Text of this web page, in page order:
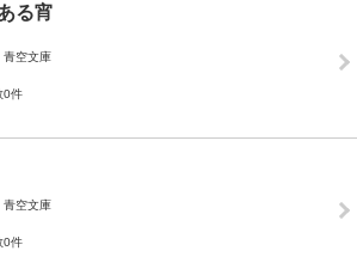
る宵
青空文庫
0件
青空文庫
0件